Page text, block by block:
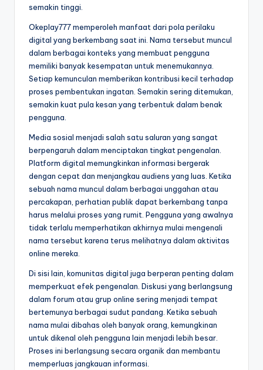
semakin tinggi.
Okeplay777 memperoleh manfaat dari pola perilaku
digital yang berkembang saat ini. Nama tersebut muncul
dalam berbagai konteks yang membuat pengguna
memiliki banyak kesempatan untuk menemukannya.
Setiap kemunculan memberikan kontribusi kecil terhadap
proses pembentukan ingatan. Semakin sering ditemukan,
semakin kuat pula kesan yang terbentuk dalam benak
pengguna.
Media sosial menjadi salah satu saluran yang sangat
berpengaruh dalam menciptakan tingkat pengenalan.
Platform digital memungkinkan informasi bergerak
dengan cepat dan menjangkau audiens yang luas. Ketika
sebuah nama muncul dalam berbagai unggahan atau
percakapan, perhatian publik dapat berkembang tanpa
harus melalui proses yang rumit. Pengguna yang awalnya
tidak terlalu memperhatikan akhirnya mulai mengenali
nama tersebut karena terus melihatnya dalam aktivitas
online mereka.
Di sisi lain, komunitas digital juga berperan penting dalam
memperkuat efek pengenalan. Diskusi yang berlangsung
dalam forum atau grup online sering menjadi tempat
bertemunya berbagai sudut pandang. Ketika sebuah
nama mulai dibahas oleh banyak orang, kemungkinan
untuk dikenal oleh pengguna lain menjadi lebih besar.
Proses ini berlangsung secara organik dan membantu
memperluas jangkauan informasi.